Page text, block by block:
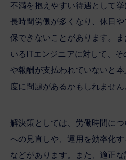
不満を抱えやすい待遇として挙
長時間労働が多くなり、休日
保できないことがあります。
いるITエンジニアに対して、
や報酬が支払われていないと
度に問題があるかもしれません
解決策としては、労働時間に
への見直しや、運用を効率化
などがあります。また、適正